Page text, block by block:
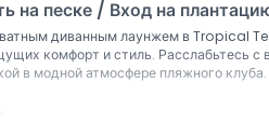
на песке / Вход на
диванным лаунжем в Tropical
комфорт и стиль. Расслабьтесь с
в модной атмосфере пляжного клуба.